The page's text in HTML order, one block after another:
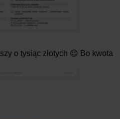
o tysiąc złotych 😉 Bo kwota